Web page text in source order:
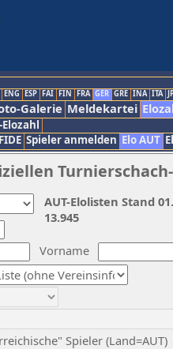
ENG ESP FAI FIN FRA GER GRE INA ITA
Galerie Meldekartei
FIDE Spieler anmelden Elo AUT
Turnierschach-
Vorname
Spieler (Land=AUT)
AUT-Elolisten Stand
13.945